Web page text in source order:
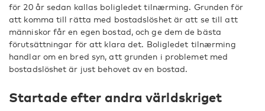
för 20 år sedan kallas boligledet tilnærming. Grunden för
att komma till rätta med bostadslöshet är att se till att
människor får en egen bostad, och ge dem de bästa
förutsättningar för att klara det. Boligledet tilnærming
handlar om en bred syn, att grunden i problemet med
bostadslöshet är just behovet av en bostad.
Startade efter andra världskriget